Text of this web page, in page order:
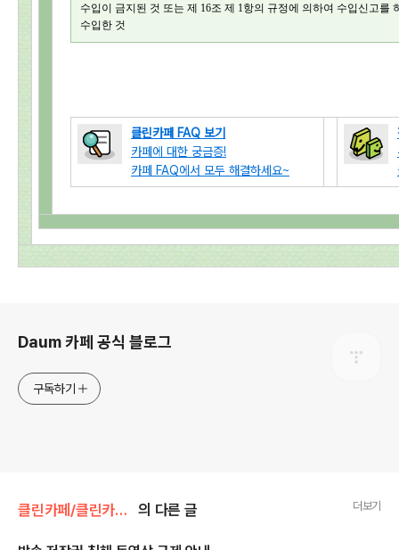
수입이 금지된 것 또는 제 16조 제 1항의 규정에 의하여 수입신고를
수입한 것
클린카페 FAQ 보기
카페에 대한 궁금증!
카페 FAQ에서 모두 해결하세요~
Daum 카페 공식 블로그
구독하기
클린카페/클린카페 공지사항 의 다른 글 더보기